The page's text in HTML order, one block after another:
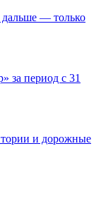
дальше — только
за период с 31
и дорожные